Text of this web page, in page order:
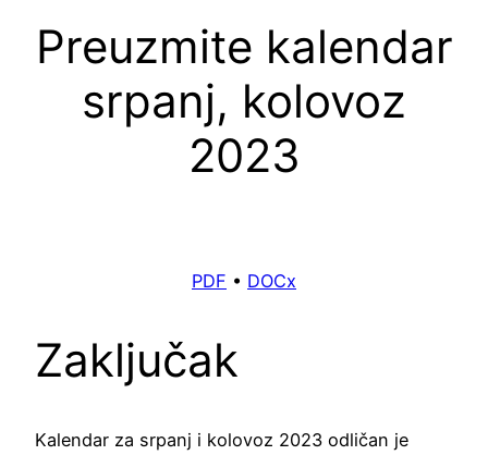
Preuzmite kalendar
srpanj, kolovoz
2023
PDF • DOCx
Zaključak
Kalendar za srpanj i kolovoz 2023 odličan je